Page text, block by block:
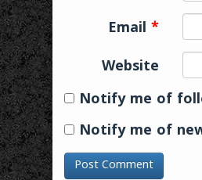
Email*
Website
Notify me of
Notify me of